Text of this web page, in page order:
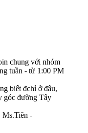
chung với nhóm
tuần - từ 1:00 PM
biết đchỉ ở đâu,
góc đường Tây
Ms.Tiên -